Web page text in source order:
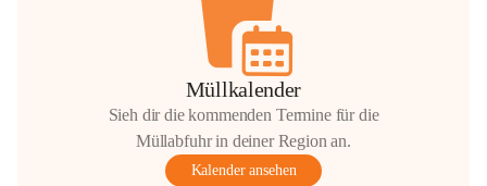
Müllkalender
Sieh dir die kommenden Termine für die
Müllabfuhr in deiner Region an.
Kalender ansehen